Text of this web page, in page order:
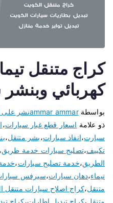
كهربائي
بواسطةammar ammarنشر على
ذو علامة اسعار قطع غيار سيارات،
سيارت،انفاذ سيارات،بشر متنقل،
تكييف،تصليح سيارات خدمة طريق
الطريق،خدمة تصليح سيارات،
تيماء،دهان سيارات،سيرفس
متنقل،كراج اصلاح سيارات متنقل